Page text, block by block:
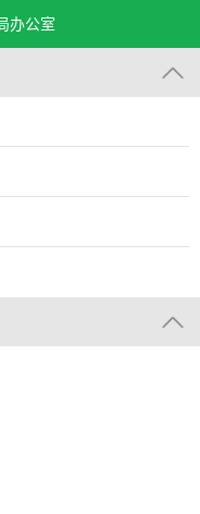
办公室